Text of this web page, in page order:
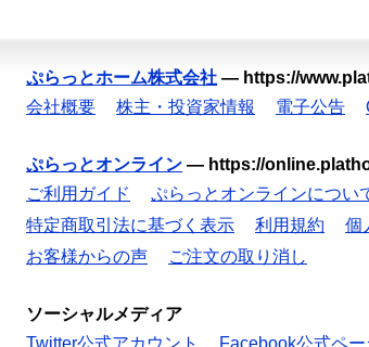
ぷらっとホーム株式会社 — https://
会社概要
株主・投資家情報 電子公告
ぷらっとオンライン — https://
ご利用ガイド
ぷらっとオンラインについ
特定商取引法に基づく表示
利用規約 個
お客様からの声
ご注文の取り消し
ソーシャルメディア
Twitter公式アカウント
Facebook公式ペー